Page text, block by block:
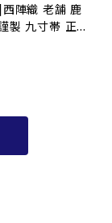
陣織 老舗 鹿
製 九寸帯 正絹
番号:22484)